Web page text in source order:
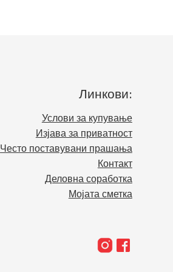
Линкови:
Услови за купување
Изјава за приватност
Често поставувани прашања
Контакт
Деловна соработка
Мојата сметка